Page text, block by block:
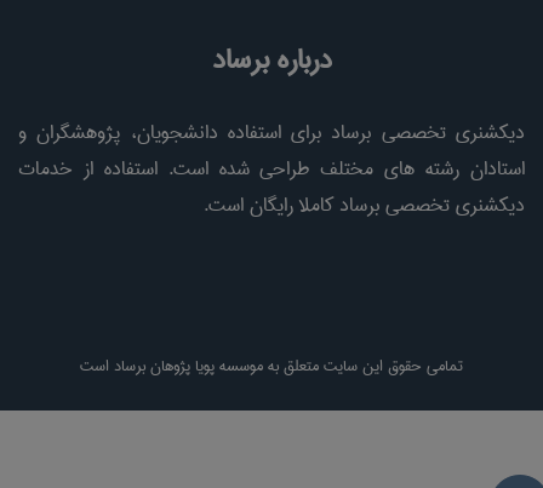
درباره برساد
دیکشنری تخصصی برساد برای استفاده دانشجویان، پژوهشگران و
استادان رشته های مختلف طراحی شده است. استفاده از خدمات
دیکشنری تخصصی برساد کاملا رایگان است.
تمامی حقوق این سایت متعلق به موسسه پویا پژوهان برساد است